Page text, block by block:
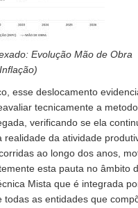
Evolução Mão de Obra
esse deslocamento
tecnicamente a
verificando se ela
realidade da atividade
ao longo dos anos,
esta pauta no âmbito
Mista que é integrada
todas as entidades que